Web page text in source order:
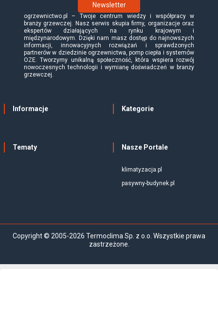
Newsletter
ogrzewnictwo.pl – Twoje centrum wiedzy i współpracy w
branży grzewczej. Nasz serwis skupia firmy, organizacje oraz
ekspertów działających na rynku krajowym i
międzynarodowym. Dzięki nam masz dostęp do najnowszych
informacji, innowacyjnych rozwiązań i sprawdzonych
partnerów w dziedzinie ogrzewnictwa, pomp ciepła i systemów
OZE. Tworzymy unikalną społeczność, która wspiera rozwój
nowoczesnych technologii i wymianę doświadczeń w branży
grzewczej.
Informacje Kategorie
Tematy Nasze Portale
klimatyzacja.pl
pasywny-budynek.pl
Copyright © 2005-2026 Termoclima Sp. z o.o. Wszystkie prawa
zastrzeżone.